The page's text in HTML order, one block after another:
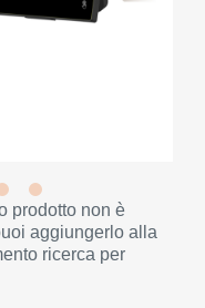
prodotto non è
aggiungerlo alla
ricerca per